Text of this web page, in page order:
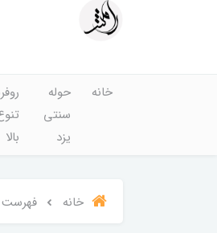
خانه
حوله
سنتی
یزد
بالا
خانه